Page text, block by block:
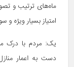
ماه‌های ترتیب و
امتیاز بسیار ویژه
یک: مردم با درک
دست به اعمار